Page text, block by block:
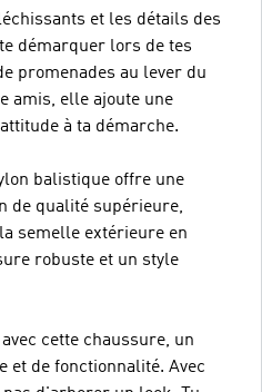
et les détails des
démarquer lors de tes
promenades au lever du
amis, elle ajoute une
à ta démarche.
balistique offre une
de qualité supérieure,
semelle extérieure en
robuste et un style
cette chaussure, un
et de fonctionnalité. Avec